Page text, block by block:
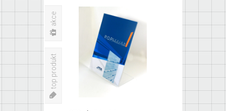
akce
top produkt
×